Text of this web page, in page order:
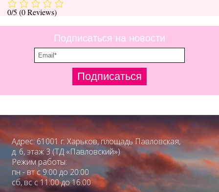
0/5 (0 Reviews)
Подписаться на новости
Подписаться
Адрес: 61001 г. Харьков, площадь Павловская,
д. 6, этаж 3 (ТД «Павловский»)
Режим работы:
пн - вт с 9:00 до 20:00
сб, вс с 11:00 до 16:00